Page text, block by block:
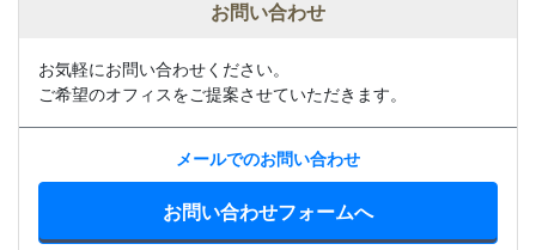
お問い合わせ
お気軽にお問い合わせください。
ご希望のオフィスをご提案させていただきます。
メールでのお問い合わせ
お問い合わせフォームへ